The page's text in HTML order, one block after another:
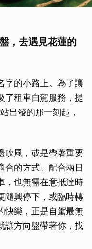
，去遇見花蓮的
字的小路上。為了讓
了租車自駕服務，提
出發的那一刻起，
吹風，或是帶著重要
合的方式。配合兩日
，也無需在意抵達時
隨興停下，或臨時轉
快樂，正是自駕最無
讓方向盤帶著你，找